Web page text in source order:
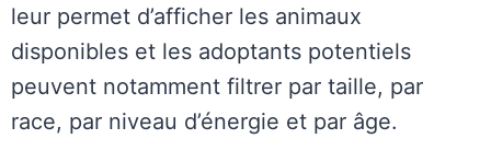
leur permet d’afficher les animaux
disponibles et les adoptants potentiels
peuvent notamment filtrer par taille, par
race, par niveau d’énergie et par âge.